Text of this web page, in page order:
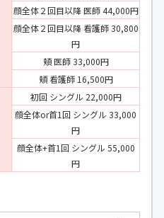
顔全体２回目以降 医師 44,000円
顔全体２回目以降 看護師 30,800
円
頬 医師 33,000円
頬 看護師 16,500円
初回 シングル 22,000円
顔全体or首1回 シングル 33,000
円
顔全体+首1回 シングル 55,000
円